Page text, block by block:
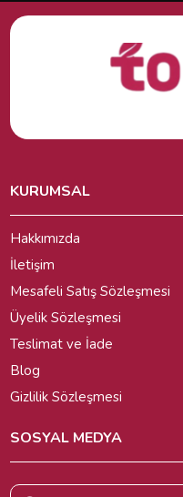
KURUMSAL
Hakkımızda
İletişim
Mesafeli Satış Sözleşmesi
Üyelik Sözleşmesi
Teslimat ve İade
Blog
Gizlilik Sözleşmesi
SOSYAL MEDYA